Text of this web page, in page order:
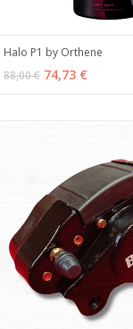
AÑADIR
Halo P1 by Orthene
88,00 € 74,73 €